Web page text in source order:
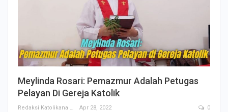
Meylinda Rosari: Pemazmur Adalah Petugas
Pelayan Di Gereja Katolik
Redaksi Katolikana Apr 28, 2022 0